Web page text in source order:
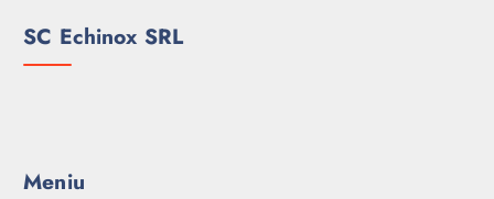
SC Echinox SRL
Meniu